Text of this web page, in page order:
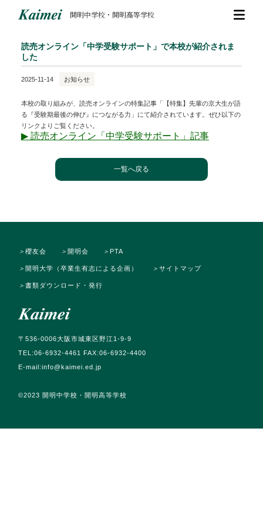
開明中学校・開明高等学校
読売オンライン「中学受験サポート」で本校が紹介されま
した
2025-11-14 お知らせ
本校の取り組みが、読売オンラインの特集記事「【特集】先輩の京大生が語
る『受験期最後の伸び』につながる力」にて紹介されています。ぜひ以下の
リンクよりご覧ください。
▶︎ 読売オンライン「中学受験サポート」記事
一覧へ戻る
〒536-0006大阪市城東区野江1-9-9
TEL:06-6932-4461 FAX:06-6932-4400
E-mail:info@kaimei.ed.jp
©️2023 開明中学校・開明高等学校
＞櫻友会 ＞開明会 ＞PTA
＞開明大学（卒業生有志による企画） ＞サイトマップ
＞書類ダウンロード・発行